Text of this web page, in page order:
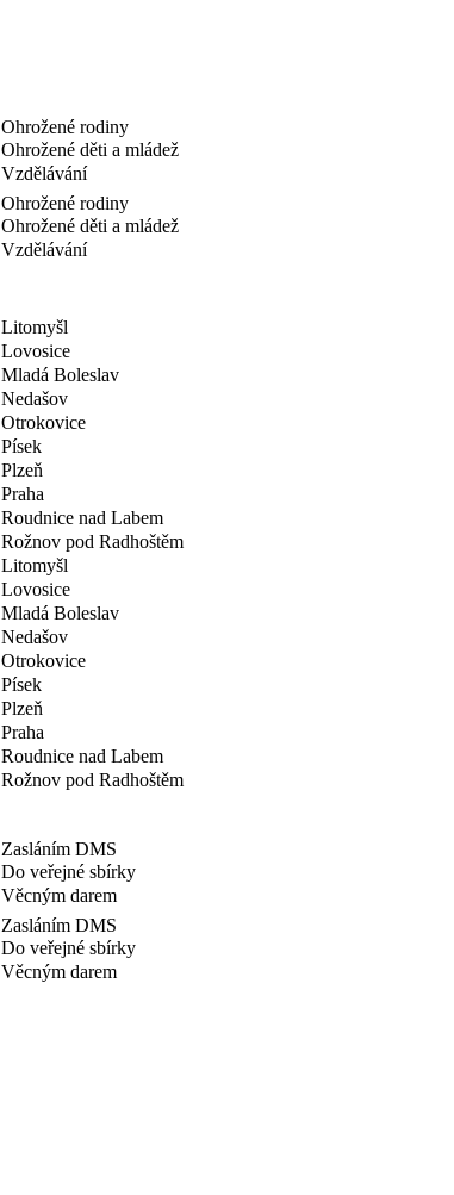
Ohrožené rodiny
Ohrožené děti a mládež
Vzdělávání
Ohrožené rodiny
Ohrožené děti a mládež
Vzdělávání
Litomyšl
Lovosice
Mladá Boleslav
Nedašov
Otrokovice
Písek
Plzeň
Praha
Roudnice nad Labem
Rožnov pod Radhoštěm
Litomyšl
Lovosice
Mladá Boleslav
Nedašov
Otrokovice
Písek
Plzeň
Praha
Roudnice nad Labem
Rožnov pod Radhoštěm
Zasláním DMS
Do veřejné sbírky
Věcným darem
Zasláním DMS
Do veřejné sbírky
Věcným darem